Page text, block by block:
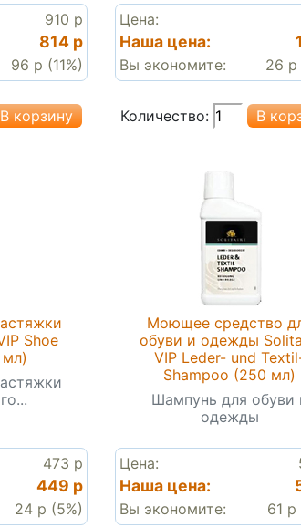
910 р
814 р
96 р (11%)
Цена:
Наша цена:
Вы экономите: 26 р
Количество:
Shoe
473 р
449 р
24 р (5%)
Моющее средство
обуви и одежды
VIP Leder- und
Shampoo (250 мл)
Шампунь для обуви
одежды
Цена:
Наша цена:
Вы экономите: 61 р